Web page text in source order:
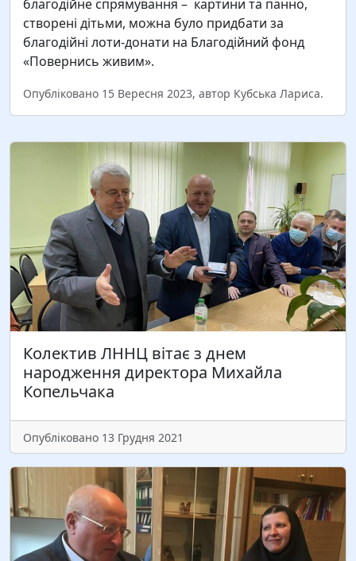
благодійне спрямування – картини та панно,
створені дітьми, можна було придбати за
благодійні лоти-донати на Благодійний фонд
«Повернись живим».
Опубліковано 15 Вересня 2023, автор Кубська Лариса.
духу, наснаги, реалізації планів і нових ідей….
Читати більше
Колектив ЛННЦ вітає з днем
народження директора Михайла
Копельчака
Опубліковано 13 Грудня 2021
Директор Львівського навчально-наукового
центру професійної освіти НПУ ім. М. П.
Драгоманова Михайло Копельчак підписав угоду
про співпрацю з головою Громадської спілки
«Католицька освіта» Петром Майбою. За угодою
передбачена співпраця, що…
Читати більше